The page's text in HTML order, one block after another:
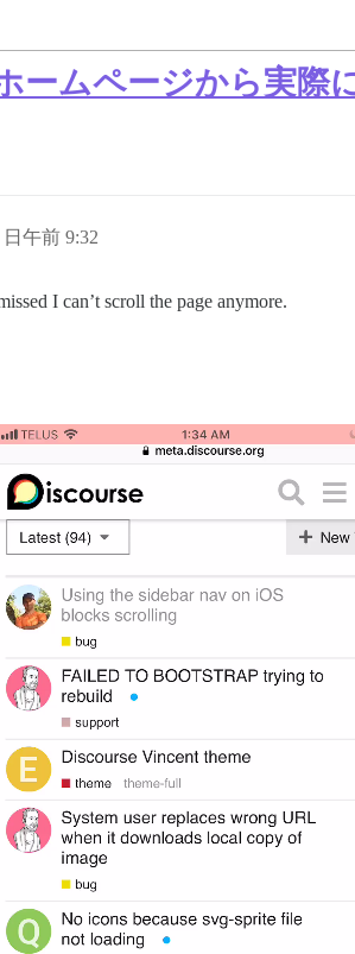
ームページから実際
午前 9:32
I can’t scroll the page anymore.